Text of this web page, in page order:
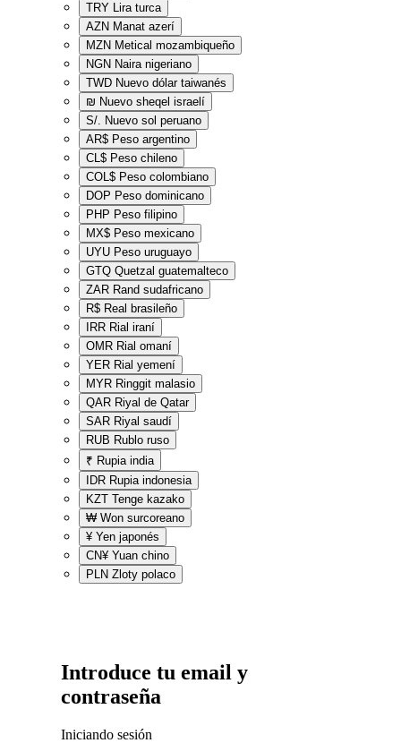
TRY Lira turca
AZN Manat azerí
MZN Metical mozambiqueño
NGN Naira nigeriano
TWD Nuevo dólar taiwanés
₪ Nuevo sheqel israelí
S/. Nuevo sol peruano
AR$ Peso argentino
CL$ Peso chileno
COL$ Peso colombiano
DOP Peso dominicano
PHP Peso filipino
MX$ Peso mexicano
UYU Peso uruguayo
GTQ Quetzal guatemalteco
ZAR Rand sudafricano
R$ Real brasileño
IRR Rial iraní
OMR Rial omaní
YER Rial yemení
MYR Ringgit malasio
QAR Riyal de Qatar
SAR Riyal saudí
RUB Rublo ruso
₹ Rupia india
IDR Rupia indonesia
KZT Tenge kazako
₩ Won surcoreano
¥ Yen japonés
CN¥ Yuan chino
PLN Zloty polaco
Introduce tu email y
contraseña
Iniciando sesión